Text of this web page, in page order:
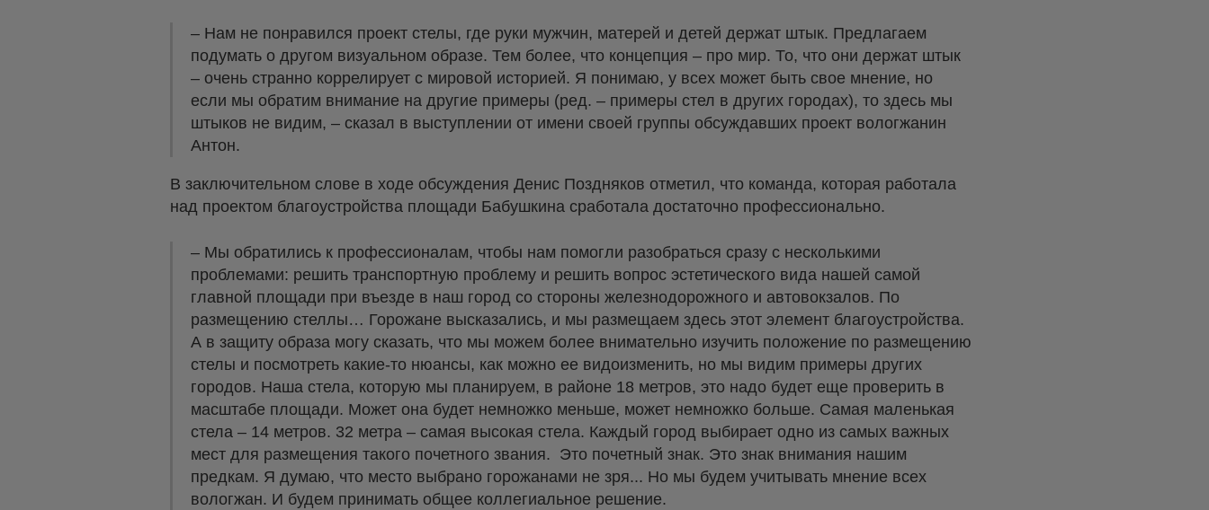
– Нам не понравился проект стелы, где руки мужчин, матерей и детей держат штык. Предлагаем
подумать о другом визуальном образе. Тем более, что концепция – про мир. То, что они держат штык
– очень странно коррелирует с мировой историей. Я понимаю, у всех может быть свое мнение, но
если мы обратим внимание на другие примеры (ред. – примеры стел в других городах), то здесь мы
штыков не видим, – сказал в выступлении от имени своей группы обсуждавших проект вологжанин
Антон.
В заключительном слове в ходе обсуждения Денис Поздняков отметил, что команда, которая работала
над проектом благоустройства площади Бабушкина сработала достаточно профессионально.
– Мы обратились к профессионалам, чтобы нам помогли разобраться сразу с несколькими
проблемами: решить транспортную проблему и решить вопрос эстетического вида нашей самой
главной площади при въезде в наш город со стороны железнодорожного и автовокзалов. По
размещению стеллы… Горожане высказались, и мы размещаем здесь этот элемент благоустройства.
А в защиту образа могу сказать, что мы можем более внимательно изучить положение по размещению
стелы и посмотреть какие-то нюансы, как можно ее видоизменить, но мы видим примеры других
городов. Наша стела, которую мы планируем, в районе 18 метров, это надо будет еще проверить в
масштабе площади. Может она будет немножко меньше, может немножко больше. Самая маленькая
стела – 14 метров. 32 метра – самая высокая стела. Каждый город выбирает одно из самых важных
мест для размещения такого почетного звания. Это почетный знак. Это знак внимания нашим
предкам. Я думаю, что место выбрано горожанами не зря... Но мы будем учитывать мнение всех
вологжан. И будем принимать общее коллегиальное решение.